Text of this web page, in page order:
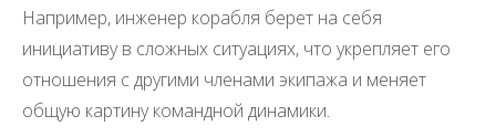
Например, инженер корабля берет на себя
инициативу в сложных ситуациях, что укрепляет его
отношения с другими членами экипажа и меняет
общую картину командной динамики.